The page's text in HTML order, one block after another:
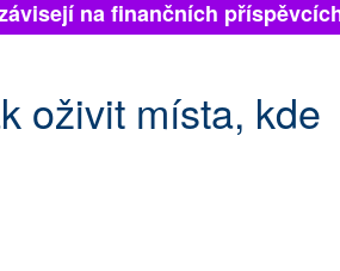
na finančních příspěvcích
oživit místa, kde